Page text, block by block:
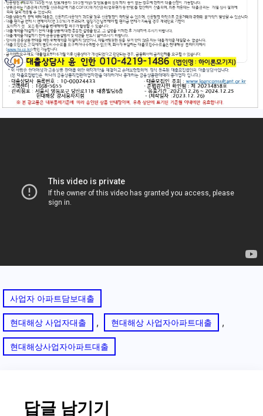
사업자 아파트담보대출
현대해상 사업자대출 , 현대해상 사업자아파트대출 ,
현대해상사업자아파트대출
답글 남기기